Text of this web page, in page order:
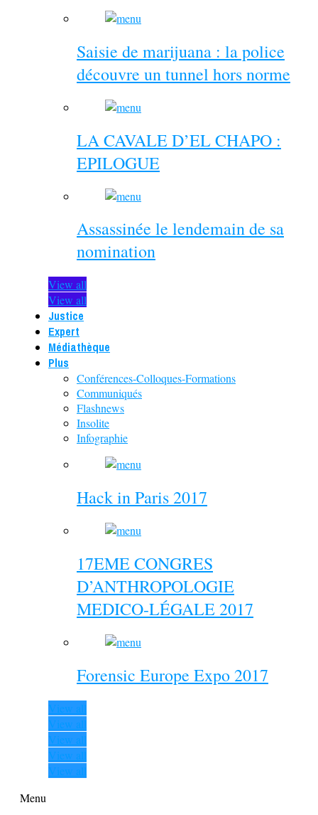
Saisie de marijuana : la police
découvre un tunnel hors norme
LA CAVALE D’EL CHAPO :
EPILOGUE
Assassinée le lendemain de sa
nomination
View all
View all
Justice
Expert
Médiathèque
Plus
Conférences-Colloques-Formations
Communiqués
Flashnews
Insolite
Infographie
Hack in Paris 2017
17EME CONGRES
D’ANTHROPOLOGIE
MEDICO-LÉGALE 2017
Forensic Europe Expo 2017
View all
View all
View all
View all
View all
Menu